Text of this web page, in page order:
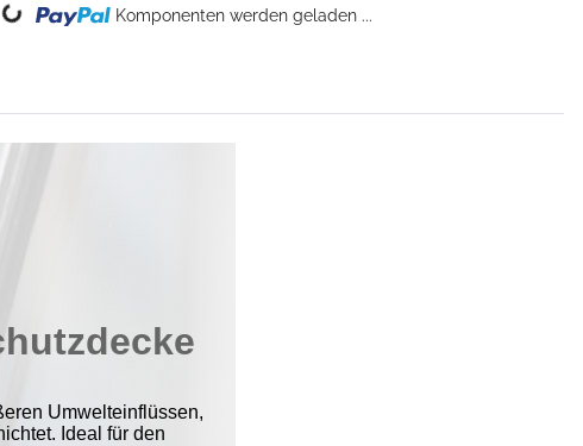
Loading... Komponenten werden geladen ...